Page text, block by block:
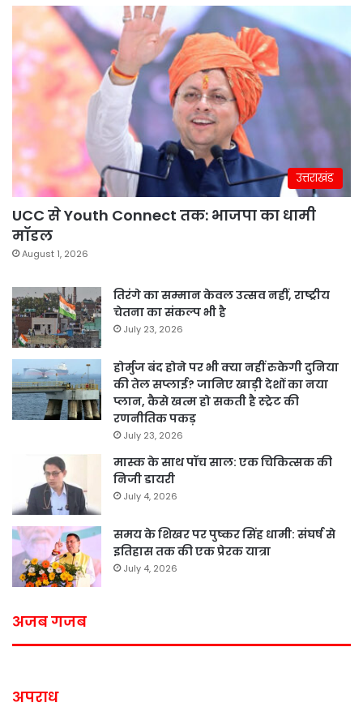
उत्तराखंड
UCC से Youth Connect तक: भाजपा का धामी
मॉडल
August 1, 2026
तिरंगे का सम्मान केवल उत्सव नहीं, राष्ट्रीय
चेतना का संकल्प भी है
July 23, 2026
होर्मुज बंद होने पर भी क्या नहीं रुकेगी दुनिया
की तेल सप्लाई? जानिए खाड़ी देशों का नया
प्लान, कैसे खत्म हो सकती है स्ट्रेट की
रणनीतिक पकड़
July 23, 2026
मास्क के साथ पॉच साल: एक चिकित्सक की
निजी डायरी
July 4, 2026
समय के शिखर पर पुष्कर सिंह धामी: संघर्ष से
इतिहास तक की एक प्रेरक यात्रा
July 4, 2026
अजब गजब
अपराध